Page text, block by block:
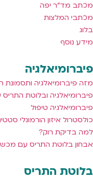
מכתב מד"ר יפה
מכתבי המלצות
בלוג
מידע נוסף
פיברומיאלגיה
מזה פיברומיאלגיה ותסמונת
פיברומיאלגיה ובלוטת
פיברומיאלגיה טיפול
כולסטרול איזון הורמונלי
למה בדיקת רוק?
אבחון בלוטת התריס עם
בלוטת התריס